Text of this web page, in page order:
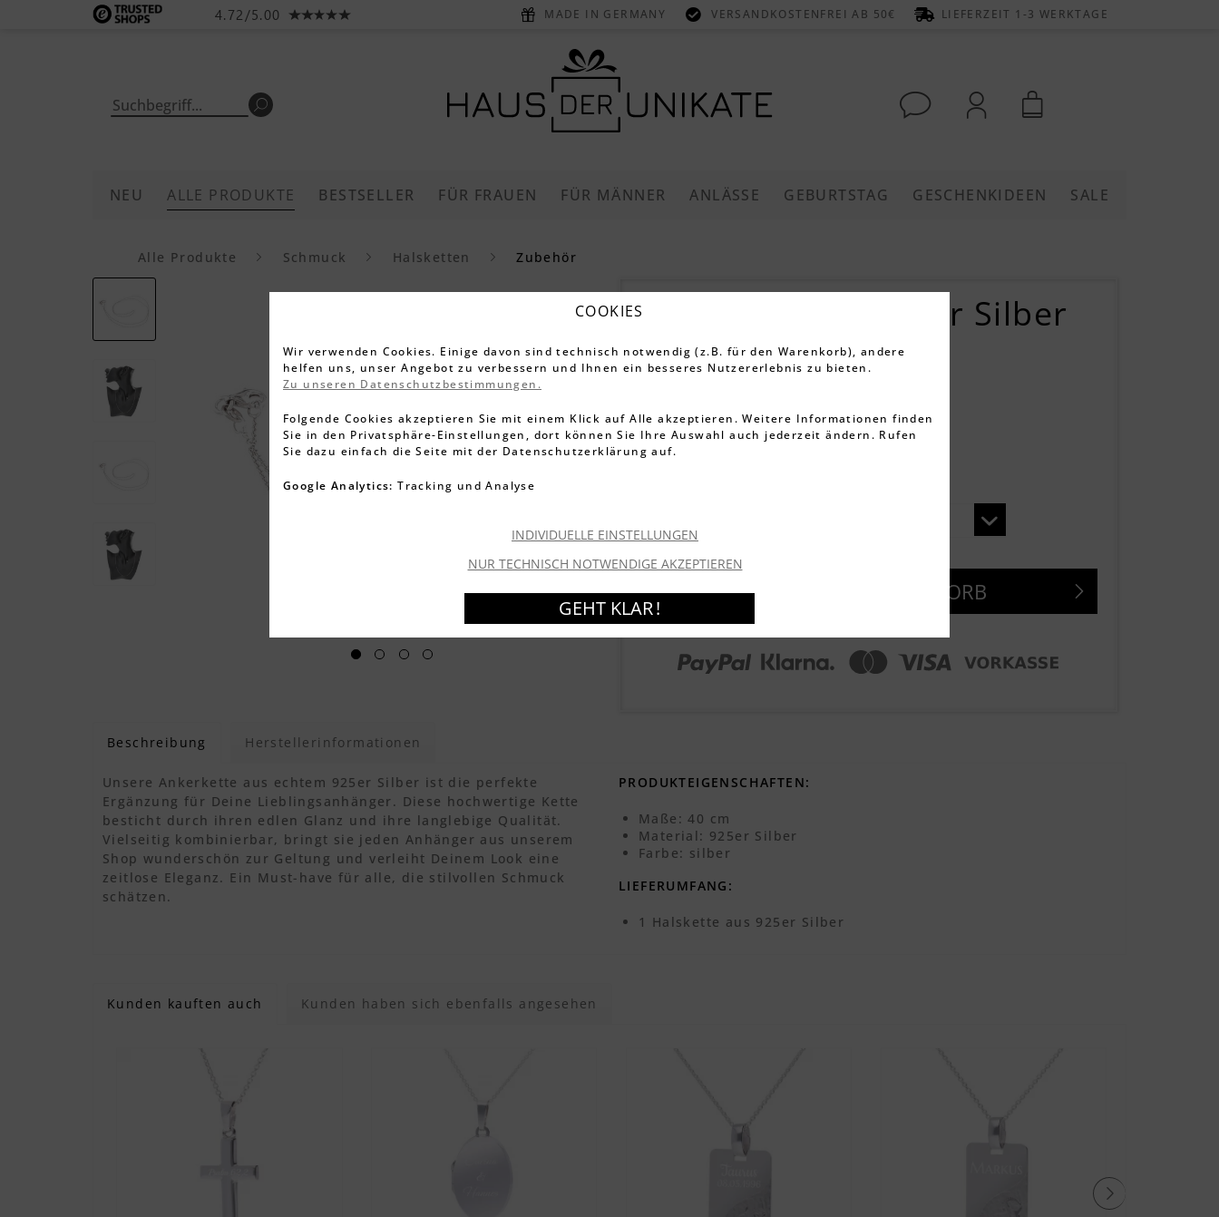
4.72/5.00 MADE IN GERMANY VERSANDKOSTENFREI AB 50€ LIEFERZEIT 1-3 WERKTAGE
NEU ALLE PRODUKTE BESTSELLER FÜR FRAUEN FÜR MÄNNER ANLÄSSE GEBURTSTAG GESCHENKIDEEN SALE
Alle Produkte Schmuck Halsketten Zubehör
Halskette aus 925er Silber
3.395 Bewertungen
Artikel-Nr.:
107043
Lieferzeit 1-3 Werktage
WARENKORB
Beschreibung Herstellerinformationen
Unsere Ankerkette aus echtem 925er Silber ist die perfekte
Ergänzung für Deine Lieblingsanhänger. Diese hochwertige Kette
besticht durch ihren edlen Glanz und ihre langlebige Qualität.
Vielseitig kombinierbar, bringt sie jeden Anhänger aus unserem
Shop wunderschön zur Geltung und verleiht Deinem Look eine
zeitlose Eleganz. Ein Must-have für alle, die stilvollen Schmuck
schätzen.
PRODUKTEIGENSCHAFTEN:
Maße: 40 cm
Material: 925er Silber
Farbe: silber
LIEFERUMFANG:
1 Halskette aus 925er Silber
Kunden kauften auch Kunden haben sich ebenfalls angesehen
COOKIES
Wir verwenden Cookies. Einige davon sind technisch notwendig (z.B. für den Warenkorb), andere
helfen uns, unser Angebot zu verbessern und Ihnen ein besseres Nutzererlebnis zu bieten.
Zu unseren Datenschutzbestimmungen.
Folgende Cookies akzeptieren Sie mit einem Klick auf Alle akzeptieren. Weitere Informationen finden
Sie in den Privatsphäre-Einstellungen, dort können Sie Ihre Auswahl auch jederzeit ändern. Rufen
Sie dazu einfach die Seite mit der Datenschutzerklärung auf.
Google Analytics: Tracking und Analyse
INDIVIDUELLE EINSTELLUNGEN
NUR TECHNISCH NOTWENDIGE AKZEPTIEREN
GEHT KLAR !